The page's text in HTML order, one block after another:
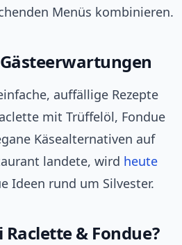
Menüs kombinieren.
auffällige Rezepte
mit Trüffelöl, Fondue
Käsealternativen auf
landete, wird heute
Ideen rund um Silvester.
& Fondue?